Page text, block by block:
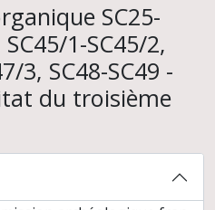
SC25-
SC45/1-SC45/2,
3, SC48-SC49 -
du troisième